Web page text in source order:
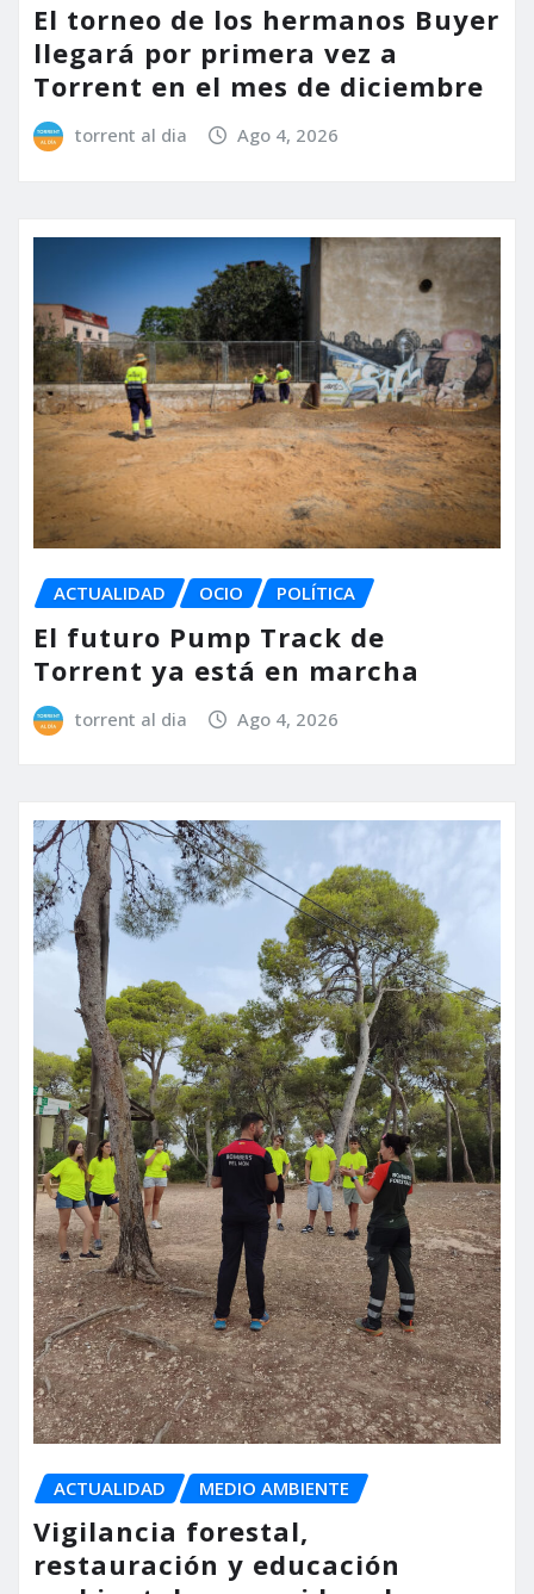
El torneo de los hermanos Buyer
llegará por primera vez a
Torrent en el mes de diciembre
torrent al dia Ago 4, 2026
ACTUALIDAD OCIO POLÍTICA
El futuro Pump Track de
Torrent ya está en marcha
torrent al dia Ago 4, 2026
ACTUALIDAD MEDIO AMBIENTE
Vigilancia forestal,
restauración y educación